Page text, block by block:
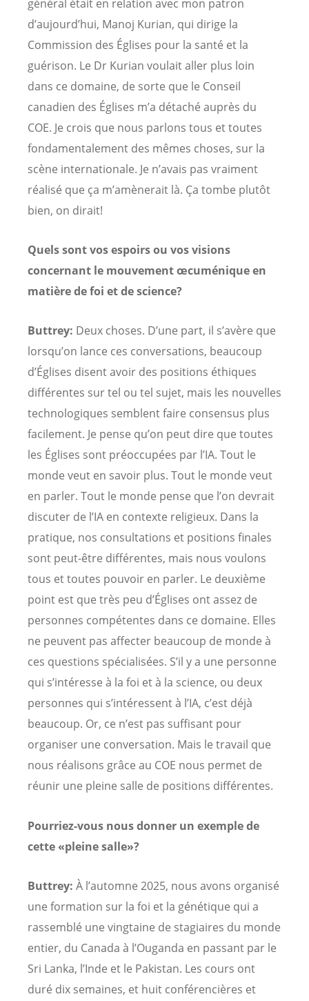
général était en relation avec mon patron
d’aujourd’hui, Manoj Kurian, qui dirige la
Commission des Églises pour la santé et la
guérison. Le Dr Kurian voulait aller plus loin
dans ce domaine, de sorte que le Conseil
canadien des Églises m’a détaché auprès du
COE. Je crois que nous parlons tous et toutes
fondamentalement des mêmes choses, sur la
scène internationale. Je n’avais pas vraiment
réalisé que ça m’amènerait là. Ça tombe plutôt
bien, on dirait!
Quels sont vos espoirs ou vos visions
concernant le mouvement œcuménique en
matière de foi et de science?
Buttrey: Deux choses. D’une part, il s’avère que
lorsqu’on lance ces conversations, beaucoup
d’Églises disent avoir des positions éthiques
différentes sur tel ou tel sujet, mais les nouvelles
technologiques semblent faire consensus plus
facilement. Je pense qu’on peut dire que toutes
les Églises sont préoccupées par l’IA. Tout le
monde veut en savoir plus. Tout le monde veut
en parler. Tout le monde pense que l’on devrait
discuter de l’IA en contexte religieux. Dans la
pratique, nos consultations et positions finales
sont peut-être différentes, mais nous voulons
tous et toutes pouvoir en parler. Le deuxième
point est que très peu d’Églises ont assez de
personnes compétentes dans ce domaine. Elles
ne peuvent pas affecter beaucoup de monde à
ces questions spécialisées. S’il y a une personne
qui s’intéresse à la foi et à la science, ou deux
personnes qui s’intéressent à l’IA, c’est déjà
beaucoup. Or, ce n’est pas suffisant pour
organiser une conversation. Mais le travail que
nous réalisons grâce au COE nous permet de
réunir une pleine salle de positions différentes.
Pourriez-vous nous donner un exemple de
cette «pleine salle»?
Buttrey: À l’automne 2025, nous avons organisé
une formation sur la foi et la génétique qui a
rassemblé une vingtaine de stagiaires du monde
entier, du Canada à l’Ouganda en passant par le
Sri Lanka, l’Inde et le Pakistan. Les cours ont
duré dix semaines, et huit conférencières et